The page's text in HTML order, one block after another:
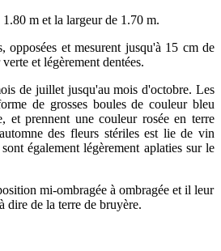
m et la largeur de 1.70 m.
opposées et mesurent jusqu'à 15 cm de
et légèrement dentées.
de juillet jusqu'au mois d'octobre. Les
de grosses boules de couleur bleu
et prennent une couleur rosée en terre
des fleurs stériles est lie de vin
également légèrement aplaties sur le
mi-ombragée à ombragée et il leur
dire de la terre de bruyère.